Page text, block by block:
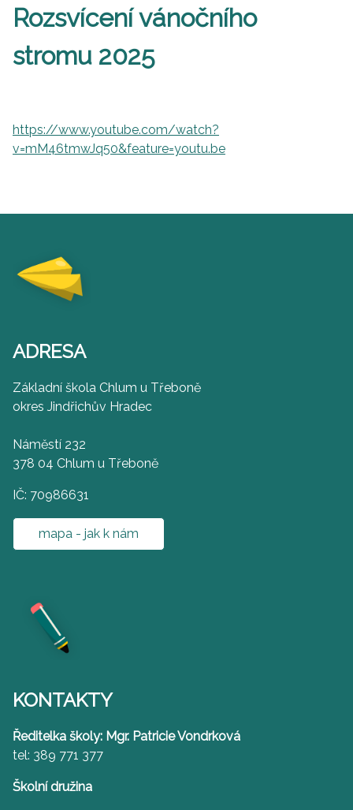
Rozsvícení vánočního
stromu 2025
https://www.youtube.com/watch?
v=mM46tmwJq50&feature=youtu.be
ADRESA
Základní škola Chlum u Třeboně
okres Jindřichův Hradec
Náměstí 232
378 04 Chlum u Třeboně
IČ: 70986631
mapa - jak k nám
KONTAKTY
Ředitelka školy: Mgr. Patricie Vondrková
tel: 389 771 377
Školní družina